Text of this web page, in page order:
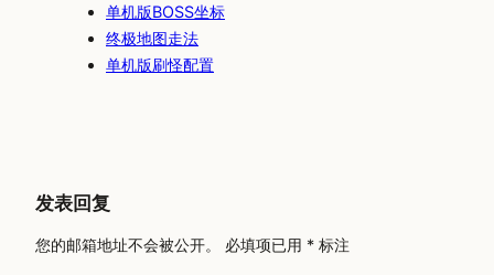
单机版BOSS坐标
终极地图走法
单机版刷怪配置
发表回复
您的邮箱地址不会被公开。 必填项已用 * 标注